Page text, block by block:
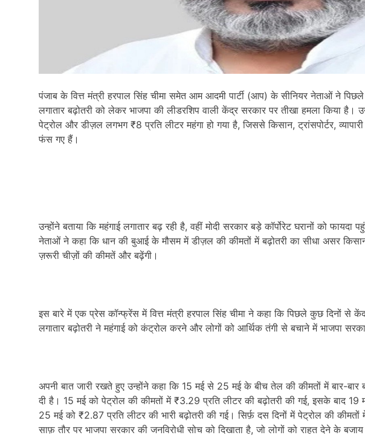
पंजाब के वित्त मंत्री हरपाल सिंह चीमा समेत आम आदमी पार्टी (आप) के सीनियर नेताओं ने
लगातार बढ़ोतरी को लेकर भाजपा की लीडरशिप वाली केंद्र सरकार पर तीखा हमला किया है।
पेट्रोल और डीज़ल लगभग ₹8 प्रति लीटर महंगा हो गया है, जिससे किसान, ट्रांसपोर्टर,
फंस गए हैं।
उन्होंने बताया कि महंगाई लगातार बढ़ रही है, वहीं मोदी सरकार बड़े कॉर्पोरेट घरानों को
नेताओं ने कहा कि धान की बुआई के मौसम में डीज़ल की कीमतों में बढ़ोतरी का सीधा असर
ज़रूरी चीज़ों की कीमतें और बढ़ेंगी।
इस बारे में एक प्रेस कॉन्फ्रेंस में वित्त मंत्री हरपाल सिंह चीमा ने कहा कि पिछले कुछ दिनों से
लगातार बढ़ोतरी ने महंगाई को कंट्रोल करने और लोगों को आर्थिक तंगी से बचाने में भाजपा
अपनी बात जारी रखते हुए उन्होंने कहा कि 15 मई से 25 मई के बीच तेल की कीमतों में बार-बार
दी है। 15 मई को पेट्रोल की कीमतों में ₹3.29 प्रति लीटर की बढ़ोतरी की गई, इसके बाद
25 मई को ₹2.87 प्रति लीटर की भारी बढ़ोतरी की गई। सिर्फ़ दस दिनों में पेट्रोल की
साफ़ तौर पर भाजपा सरकार की जनविरोधी सोच को दिखाता है, जो लोगों को राहत देने के